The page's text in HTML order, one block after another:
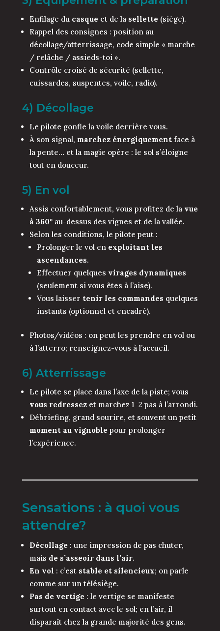
Enfilage du casqueet de la sellette(siège).
Rappel des consignes : position au
décollage/atterrissage, code simple « marche
/ relâche / assieds-toi ».
Contrôle croisé de sécurité (sellette,
cuissardes, suspentes, voile, radio).
4) Décollage
Le pilote gonfle la voile derrière vous.
À son signal, marchez énergiquementface à
la pente… et la magie opère : le sol s’éloigne
tout en douceur.
5) En vol
Assis confortablement, vous profitez de la vue
à 360ºau-dessus des vignes et de la vallée.
Selon les conditions, le pilote peut :
Prolonger le vol en exploitant les
ascendances.
Effectuer quelques virages dynamiques
(seulement si vous êtes à l’aise).
Vous laisser tenir les commandes quelques
instants (optionnel et encadré).
Photos/vidéos : on peut les prendre en vol ou
à l’atterro; renseignez-vous à l’accueil.
6) Atterrissage
Le pilote se place dans l’axe de la piste; vous
vous redressezet marchez 1–2 pas à l’arrondi.
Débriefing, grand sourire, et souvent un petit
moment au vignoblepour prolonger
l’expérience.
Sensations : à quoi vous
attendre?
Décollage: une impression de pas chuter,
mais de s’asseoir dans l’air.
En vol : c’est stable et silencieux; on parle
comme sur un télésiège.
Pas de vertige: le vertige se manifeste
surtout en contact avec le sol; en l’air, il
disparaît chez la grande majorité des gens.